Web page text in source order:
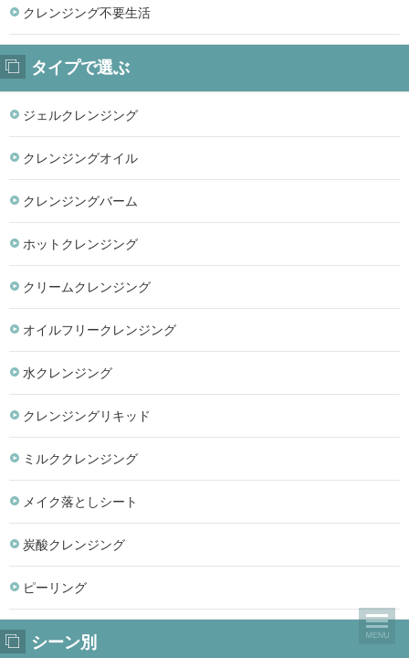
クレンジング不要生活
タイプで選ぶ
ジェルクレンジング
クレンジングオイル
クレンジングバーム
ホットクレンジング
クリームクレンジング
オイルフリークレンジング
水クレンジング
クレンジングリキッド
ミルククレンジング
メイク落としシート
炭酸クレンジング
ピーリング
シーン別